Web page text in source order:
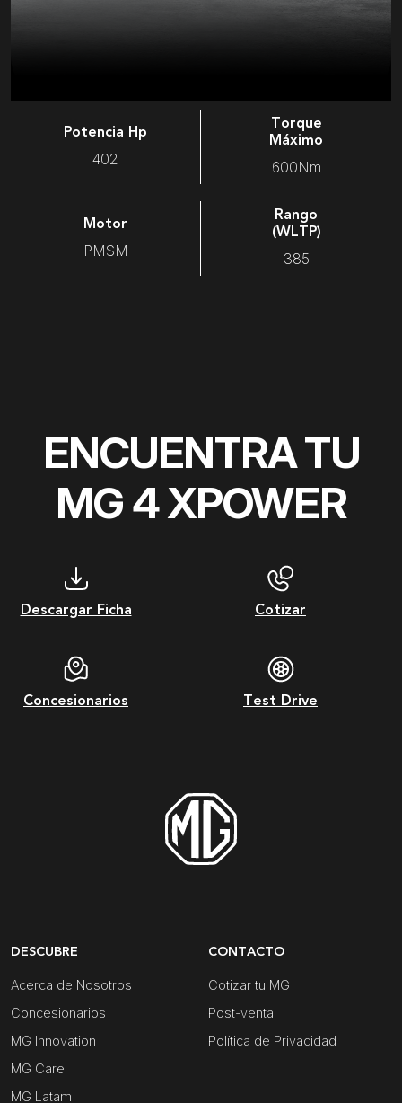
Potencia Hp
402
Torque
Máximo
600Nm
Motor
PMSM
Rango
(WLTP)
385
ENCUENTRA TU
MG 4 XPOWER
Descargar Ficha Cotizar
Concesionarios Test Drive
DESCUBRE
Acerca de Nosotros
Concesionarios
MG Innovation
MG Care
MG Latam
CONTACTO
Cotizar tu MG
Post-venta
Política de Privacidad